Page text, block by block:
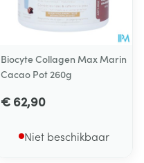
Biocyte Collagen Max Marin
Cacao Pot 260g
€ 62,90
Niet beschikbaar